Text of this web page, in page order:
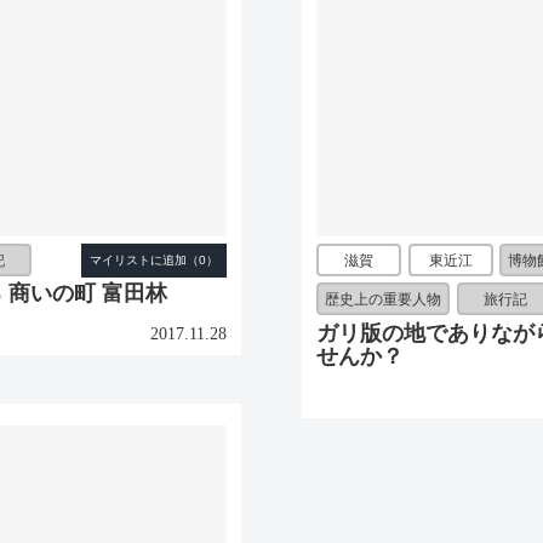
商いの町 富田林
2017.11.28
滋賀 東近江 博物
歴史上の重要人物 旅行記
ガリ版の地でありな
せんか？